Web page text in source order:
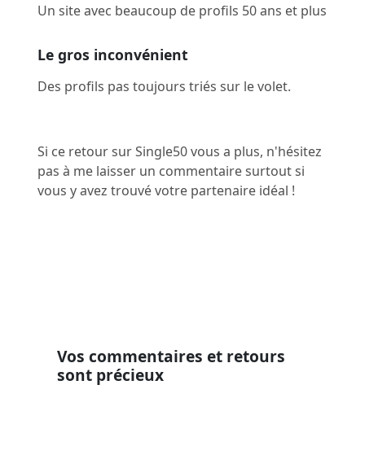
Un site avec beaucoup de profils 50 ans et plus
Le gros inconvénient
Des profils pas toujours triés sur le volet.
Si ce retour sur Single50 vous a plus, n'hésitez
pas à me laisser un commentaire surtout si
vous y avez trouvé votre partenaire idéal !
Vos commentaires et retours
sont précieux